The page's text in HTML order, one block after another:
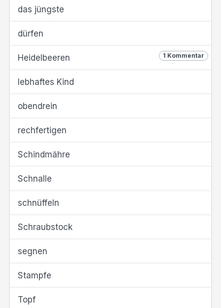
das jüngste
dürfen
1 Kommentar
Heidelbeeren
lebhaftes Kind
obendrein
rechfertigen
Schindmähre
Schnalle
schnüffeln
Schraubstock
segnen
Stampfe
Topf